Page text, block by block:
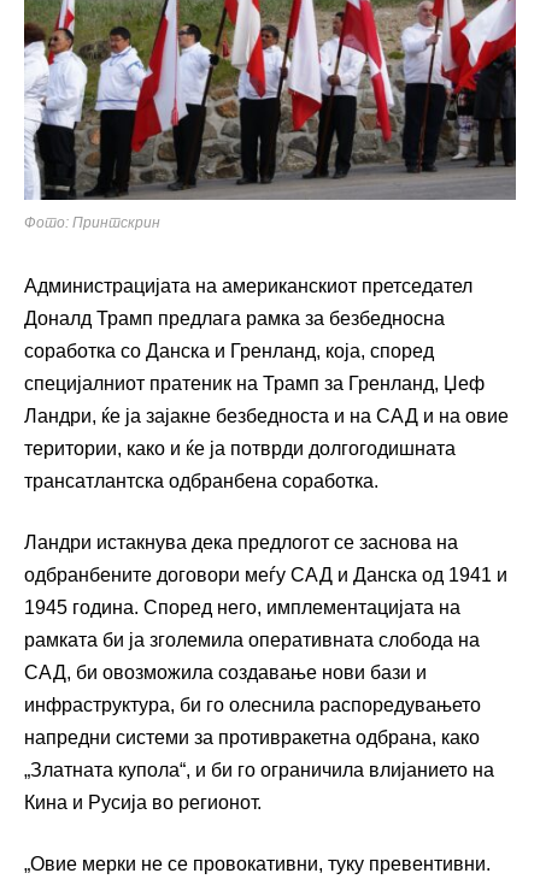
Фото: Принтскрин
Администрацијата на американскиот претседател
Доналд Трамп предлага рамка за безбедносна
соработка со Данска и Гренланд, која, според
специјалниот пратеник на Трамп за Гренланд, Џеф
Ландри, ќе ја зајакне безбедноста и на САД и на овие
територии, како и ќе ја потврди долгогодишната
трансатлантска одбранбена соработка.
Ландри истакнува дека предлогот се заснова на
одбранбените договори меѓу САД и Данска од 1941 и
1945 година. Според него, имплементацијата на
рамката би ја зголемила оперативната слобода на
САД, би овозможила создавање нови бази и
инфраструктура, би го олеснила распоредувањето
напредни системи за противракетна одбрана, како
„Златната купола“, и би го ограничила влијанието на
Кина и Русија во регионот.
„Овие мерки не се провокативни, туку превентивни.